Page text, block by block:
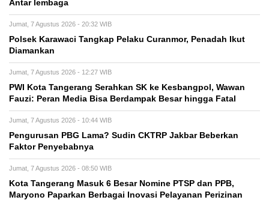
Antar lembaga
Jumat, 7 Agustus 2026 - 20:32 WIB
Polsek Karawaci Tangkap Pelaku Curanmor, Penadah Ikut
Diamankan
Jumat, 7 Agustus 2026 - 12:27 WIB
PWI Kota Tangerang Serahkan SK ke Kesbangpol, Wawan
Fauzi: Peran Media Bisa Berdampak Besar hingga Fatal
Jumat, 7 Agustus 2026 - 10:44 WIB
Pengurusan PBG Lama? Sudin CKTRP Jakbar Beberkan
Faktor Penyebabnya
Jumat, 7 Agustus 2026 - 08:50 WIB
Kota Tangerang Masuk 6 Besar Nomine PTSP dan PPB,
Maryono Paparkan Berbagai Inovasi Pelayanan Perizinan